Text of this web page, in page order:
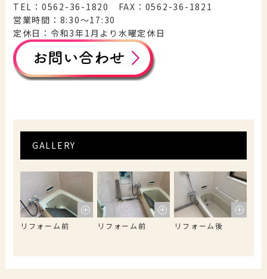
TEL：0562-36-1820 FAX：0562-36-1821
営業時間：8:30〜17:30
定休日：令和3年1月より水曜定休日
GALLERY
リフォーム前 リフォーム前 リフォーム後